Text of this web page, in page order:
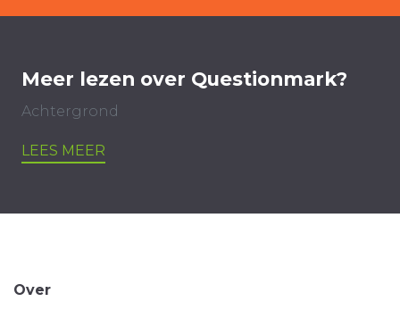
Meer lezen over Questionmark?
Achtergrond
LEES MEER
Over